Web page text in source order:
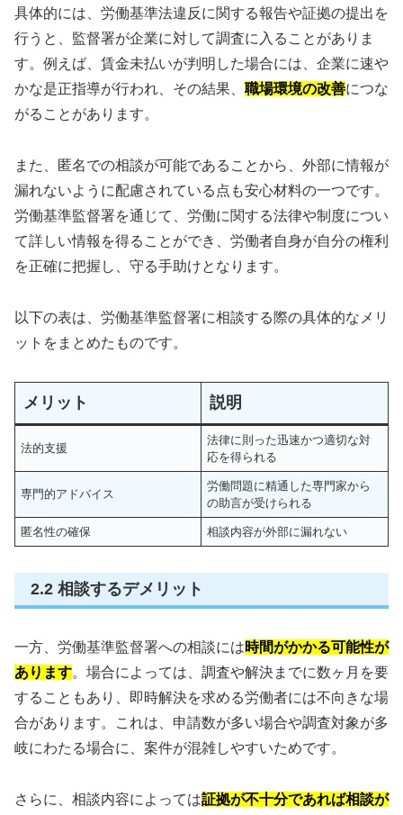
具体的には、労働基準法違反に関する報告や証拠の提出を
行うと、監督署が企業に対して調査に入ることがありま
す。例えば、賃金未払いが判明した場合には、企業に速や
かな是正指導が行われ、その結果、 職場環境の改善につな
がることがあります。
また、匿名での相談が可能であることから、外部に情報が
漏れないように配慮されている点も安心材料の一つです。
労働基準監督署を通じて、労働に関する法律や制度につい
て詳しい情報を得ることができ、労働者自身が自分の権利
を正確に把握し、守る手助けとなります。
以下の表は、労働基準監督署に相談する際の具体的なメリ
ットをまとめたものです。
メリット 説明
法的支援
法律に則った迅速かつ適切な対
応を得られる
専門的アドバイス
労働問題に精通した専門家から
の助言が受けられる
匿名性の確保 相談内容が外部に漏れない
2.2 相談するデメリット
一方、労働基準監督署への相談には時間がかかる可能性が
あります。場合によっては、調査や解決までに数ヶ月を要
することもあり、即時解決を求める労働者には不向きな場
合があります。これは、申請数が多い場合や調査対象が多
岐にわたる場合に、案件が混雑しやすいためです。
さらに、相談内容によっては証拠が不十分であれば相談が